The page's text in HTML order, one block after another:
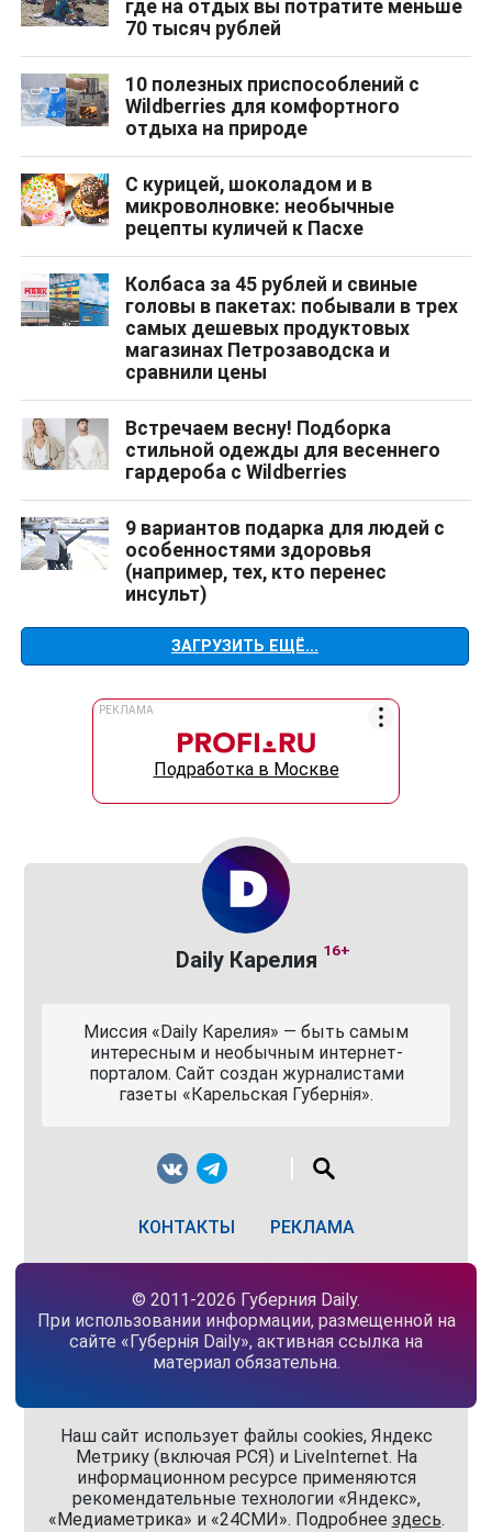
где на отдых вы потратите меньше
70 тысяч рублей
10 полезных приспособлений с
Wildberries для комфортного
отдыха на природе
С курицей, шоколадом и в
микроволновке: необычные
рецепты куличей к Пасхе
Колбаса за 45 рублей и свиные
головы в пакетах: побывали в трех
самых дешевых продуктовых
магазинах Петрозаводска и
сравнили цены
Встречаем весну! Подборка
стильной одежды для весеннего
гардероба с Wildberries
9 вариантов подарка для людей с
особенностями здоровья
(например, тех, кто перенес
инсульт)
ЗАГРУЗИТЬ ЕЩЁ...
РЕКЛАМА
Подработка в Москве
Daily Карелия 16+
Миссия «Daily Карелия» — быть самым
интересным и необычным интернет-
порталом. Сайт создан журналистами
газеты «Карельская Губернiя».
КОНТАКТЫ РЕКЛАМА
© 2011-2026 Губерния Daily.
При использовании информации, размещенной на
сайте «Губернiя Daily», активная ссылка на
материал обязательна.
Наш сайт использует файлы cookies, Яндекс
Метрику (включая РСЯ) и LiveInternet. На
информационном ресурсе применяются
рекомендательные технологии «Яндекс»,
«Медиаметрика» и «24СМИ». Подробнее здесь.